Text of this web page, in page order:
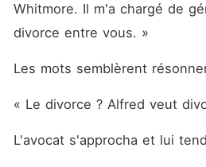
Whitmore. Il m'a chargé de
divorce entre vous. »
Les mots semblèrent
« Le divorce ? Alfred veut
L'avocat s'approcha et lui